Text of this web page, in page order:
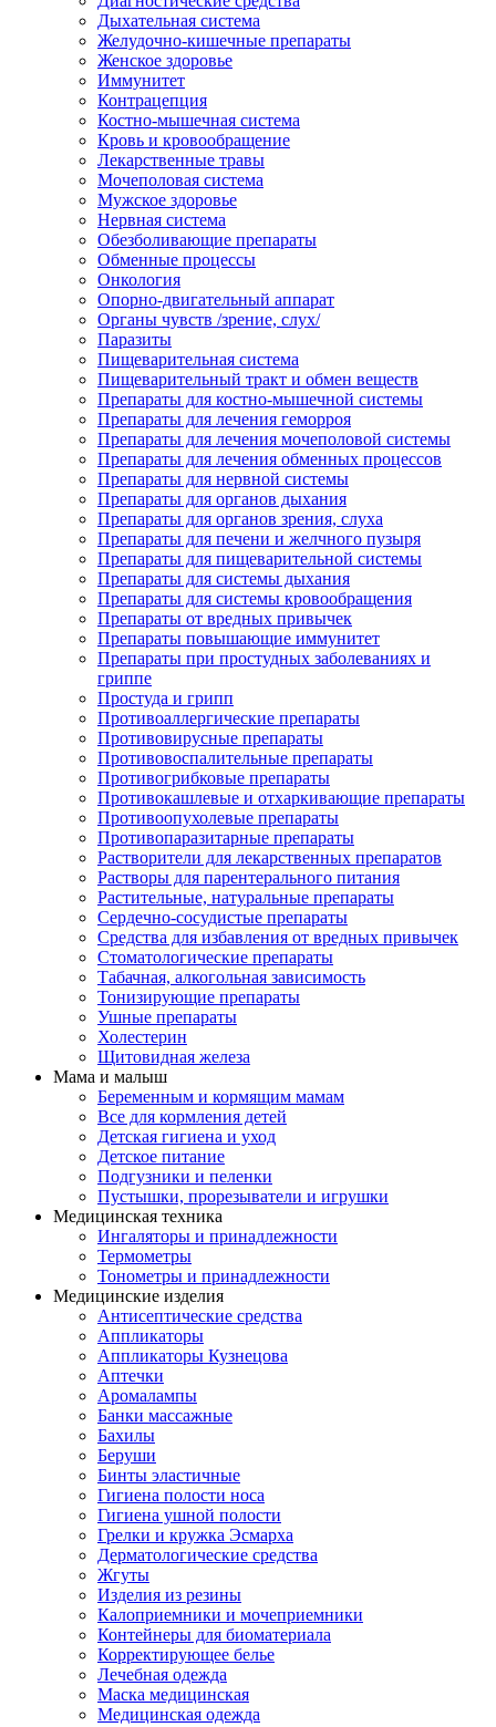
Дыхательная система
Желудочно-кишечные препараты
Женское здоровье
Иммунитет
Контрацепция
Костно-мышечная система
Кровь и кровообращение
Лекарственные травы
Мочеполовая система
Мужское здоровье
Нервная система
Обезболивающие препараты
Обменные процессы
Онкология
Опорно-двигательный аппарат
Органы чувств /зрение, слух/
Паразиты
Пищеварительная система
Пищеварительный тракт и обмен веществ
Препараты для костно-мышечной системы
Препараты для лечения геморроя
Препараты для лечения мочеполовой системы
Препараты для лечения обменных процессов
Препараты для нервной системы
Препараты для органов дыхания
Препараты для органов зрения, слуха
Препараты для печени и желчного пузыря
Препараты для пищеварительной системы
Препараты для системы дыхания
Препараты для системы кровообращения
Препараты от вредных привычек
Препараты повышающие иммунитет
Препараты при простудных заболеваниях и
гриппе
Простуда и грипп
Противоаллергические препараты
Противовирусные препараты
Противовоспалительные препараты
Противогрибковые препараты
Противокашлевые и отхаркивающие препараты
Противоопухолевые препараты
Противопаразитарные препараты
Растворители для лекарственных препаратов
Растворы для парентерального питания
Растительные, натуральные препараты
Сердечно-сосудистые препараты
Средства для избавления от вредных привычек
Стоматологические препараты
Табачная, алкогольная зависимость
Тонизирующие препараты
Ушные препараты
Холестерин
Щитовидная железа
Мама и малыш
Беременным и кормящим мамам
Все для кормления детей
Детская гигиена и уход
Детское питание
Подгузники и пеленки
Пустышки, прорезыватели и игрушки
Медицинская техника
Ингаляторы и принадлежности
Термометры
Тонометры и принадлежности
Медицинские изделия
Антисептические средства
Аппликаторы
Аппликаторы Кузнецова
Аптечки
Аромалампы
Банки массажные
Бахилы
Беруши
Бинты эластичные
Гигиена полости носа
Гигиена ушной полости
Грелки и кружка Эсмарха
Дерматологические средства
Жгуты
Изделия из резины
Калоприемники и мочеприемники
Контейнеры для биоматериала
Корректирующее белье
Лечебная одежда
Маска медицинская
Медицинская одежда